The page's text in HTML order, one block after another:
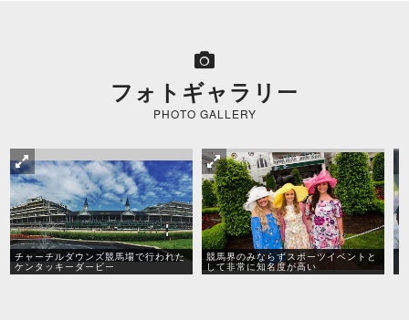
フォトギャラリー
PHOTO GALLERY
チャーチルダウンズ競馬場で行われた
ケンタッキーダービー
競馬界のみならずスポーツイベントと
して非常に知名度が高い